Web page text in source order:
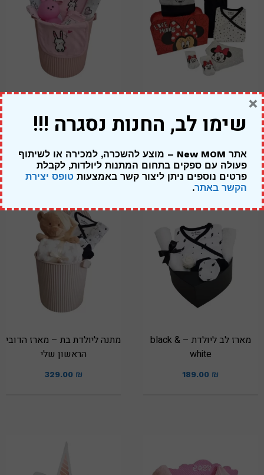
מתנה ליולדת בת – מיני מאוס
מזוודה אדומה
319.00 ₪
מארז לב ליולדת – black &
white
189.00 ₪
מתנה ליולדת בת – מארז הדובי
הראשון שלי
329.00 ₪
שימו לב, החנות נסגרה !!!
אתר New MOM – מוצע להשכרה, למכירה או לשיתוף
פעולה עם ספקים בתחום המתנות ליולדות, לקבלת
פרטים נוספים ניתן ליצור קשר באמצעות טופס יצירת
הקשר באתר.
×